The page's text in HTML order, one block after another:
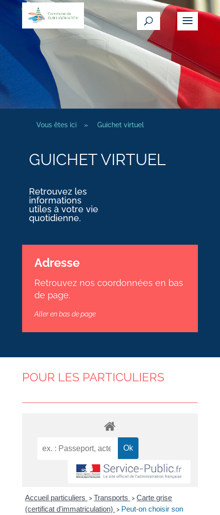
Vous êtes ici » Guichet virtuel
GUICHET VIRTUEL
Retrouvez les
informations
utiles à votre vie
quotidienne.
Adresse
Retrouvez nos coordonnées en bas
de page.
Aller en bas de page
POUR LES PARTICULIERS
Accueil particuliers > Transports > Carte grise
(certificat d'immatriculation) > Peut-on choisir son